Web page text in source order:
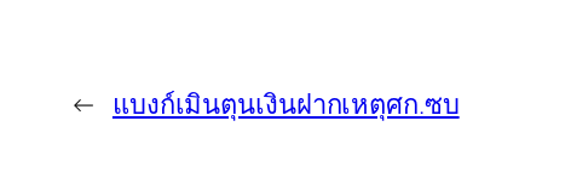
← แบงก์เมินตุนเงินฝากเหตุศก.ซบ